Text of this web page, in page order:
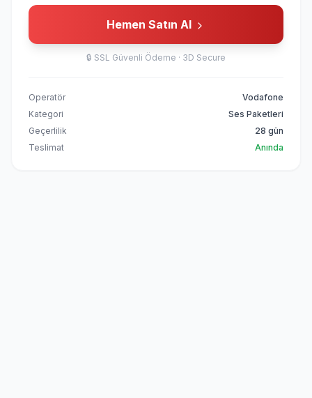
Hemen Satın Al
🔒 SSL Güvenli Ödeme · 3D Secure
Operatör
Vodafone
Kategori
Ses Paketleri
Geçerlilik
28 gün
Teslimat
Anında